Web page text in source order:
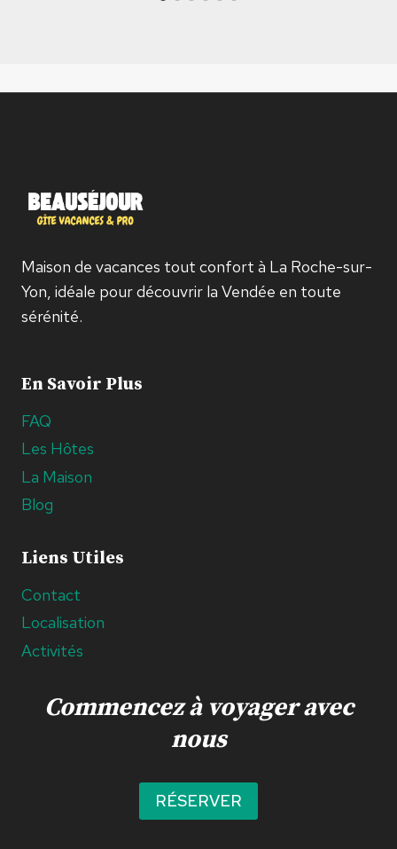
Maison de vacances tout confort à La Roche-sur-
Yon, idéale pour découvrir la Vendée en toute
sérénité.
En Savoir Plus
FAQ
Les Hôtes
La Maison
Blog
Liens Utiles
Contact
Localisation
Activités
Commencez à voyager avec
nous
RÉSERVER